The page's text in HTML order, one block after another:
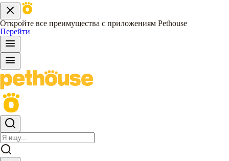
Откройте все преимущества с приложениям Pethouse
Перейти